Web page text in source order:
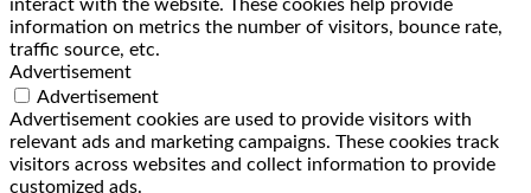
interact with the website. These cookies help provide
information on metrics the number of visitors, bounce rate,
traffic source, etc.
Advertisement
Advertisement
Advertisement cookies are used to provide visitors with
relevant ads and marketing campaigns. These cookies track
visitors across websites and collect information to provide
customized ads.